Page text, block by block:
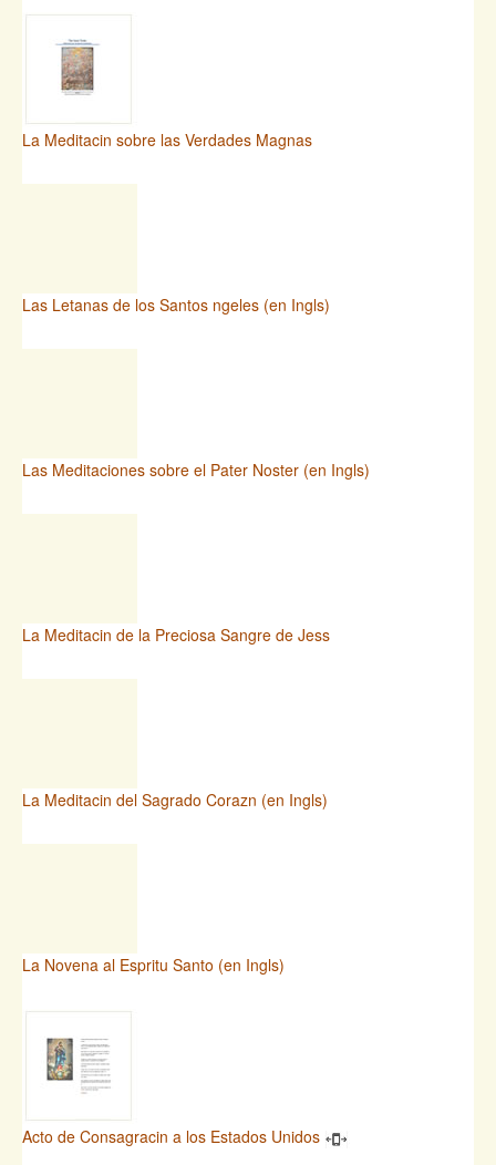
La Meditacin sobre las Verdades Magnas
Las Letanas de los Santos ngeles (en Ingls)
Las Meditaciones sobre el Pater Noster (en Ingls)
La Meditacin de la Preciosa Sangre de Jess
La Meditacin del Sagrado Corazn (en Ingls)
La Novena al Espritu Santo (en Ingls)
Acto de Consagracin a los Estados Unidos